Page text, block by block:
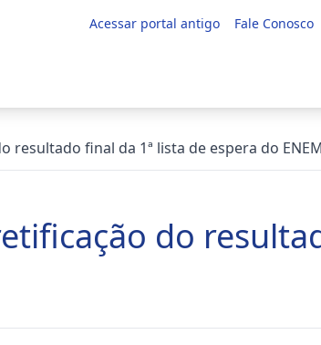
Acessar portal antigo Fale Conosco
resultado final da 1ª lista de espera do
do